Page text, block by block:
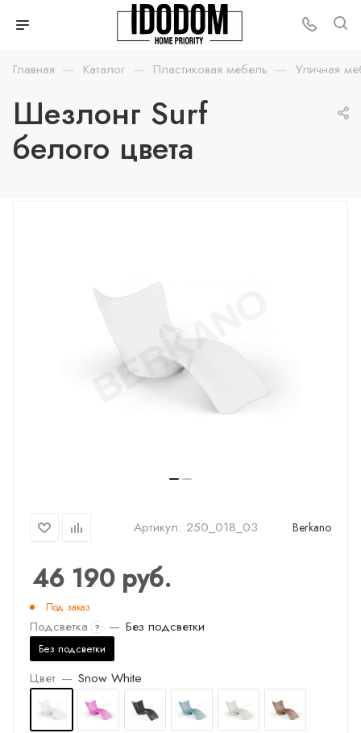
Главная — Каталог — Пластиковая мебель — Уличная
Шезлонг Surf
белого цвета
Артикул: 250_018_03 Berkano
46 190руб.
Под заказ
Подсветка ? — Без подсветки
Без подсветки
Цвет — Snow White